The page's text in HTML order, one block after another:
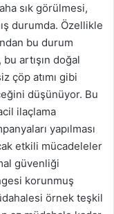
sık görülmesi,
durumda. Özellikle
bu durum
artışın doğal
çöp atımı gibi
düşünüyor. Bu
ilaçlama
yapılması
etkili mücadeleler
güvenliği
korunmuş
örnek teşkil